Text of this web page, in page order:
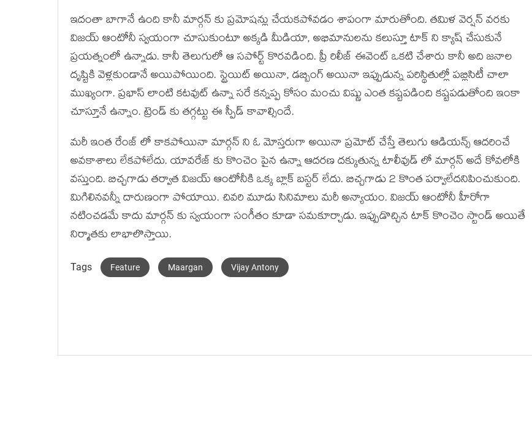
ఇదంతా బాగానే ఉంది కానీ మార్గన్ కు ప్రమోషన్లు చేయకపోవడం శాపంగా మారుతోంది. తమిళ వెర్షన్ వరకు
విజయ్ ఆంటోనీ స్వయంగా చూసుకుంటూ అక్కడి మీడియా, అభిమానులను కలుస్తూ టాక్ ని క్యాష్ చేసుకునే
ప్రయత్నంలో ఉన్నాడు. కానీ తెలుగులో ఆ సపోర్ట్ కొరవడింది. ప్రీ రిలీజ్ ఈవెంట్ ఒకటి చేశారు కానీ అది జనాల
దృష్టికి వెళ్లకుండానే అయిపోయింది. స్ట్రెయిట్ అయినా, డబ్బింగ్ అయినా ఇప్పుడున్న పరిస్థితుల్లో పబ్లిసిటీ చాలా
ముఖ్యంగా. ప్రభాస్ లాంటి కటవుట్ ఉన్నా సరే కన్నప్ప కోసం మంచు విష్ణు ఎంత కష్టపడింది కష్టపడుతోంది ఇంకా
చూస్తూనే ఉన్నాం. ట్రెండ్ కు తగ్గట్టు ఈ స్పీడ్ కావాల్సిందే.
మరీ ఇంత రేంజ్ లో కాకపోయినా మార్గన్ ని ఓ మోస్తరుగా అయినా ప్రమోట్ చేస్తే తెలుగు ఆడియన్స్ ఆదరించే
అవకాశాలు లేకపోలేదు. యావరేజ్ కు కొంచెం పైన ఉన్నా ఆదరణ దక్కుతున్న టాలీవుడ్ లో మార్గన్ అదే కోవలోకి
వస్తుంది. బిచ్చగాడు తర్వాత విజయ్ ఆంటోనీకి ఒక్క బ్లాక్ బస్టర్ లేదు. బిచ్చగాడు 2 కొంత పర్వాలేదనిపించుకుంది.
మిగిలినవన్నీ దారుణంగా పోయాయి. చివరి మూడు సినిమాలు మరీ అన్యాయం. విజయ్ ఆంటోనీ హీరోగా
నటించడమే కాదు మార్గన్ కు స్వయంగా సంగీతం కూడా సమకూర్చాడు. ఇప్పుడొచ్చిన టాక్ కొంచెం స్టాండ్ అయితే
నిర్మాతకు లాభాలొస్తాయి.
Tags Feature Maargan Vijay Antony